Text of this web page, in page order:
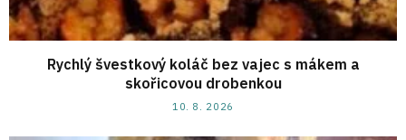
Rychlý švestkový koláč bez vajec s mákem a
skořicovou drobenkou
10. 8. 2026